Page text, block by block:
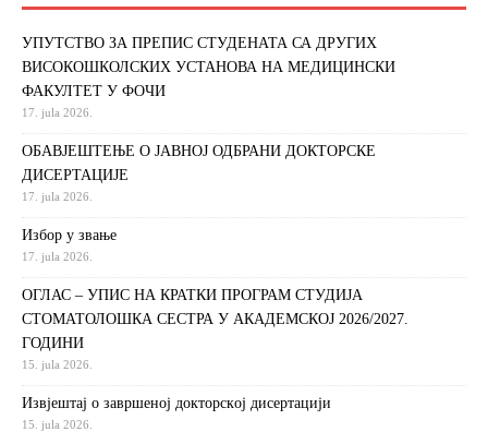
УПУТСТВО ЗА ПРЕПИС СТУДЕНАТА СА ДРУГИХ
ВИСОКОШКОЛСКИХ УСТАНОВА НА МЕДИЦИНСКИ
ФАКУЛТЕТ У ФОЧИ
17. jula 2026.
ОБАВЈЕШТЕЊЕ О ЈАВНОЈ ОДБРАНИ ДОКТОРСКЕ
ДИСЕРТАЦИЈЕ
17. jula 2026.
Избор у звање
17. jula 2026.
ОГЛАС – УПИС НА КРАТКИ ПРОГРАМ СТУДИЈА
СТОМАТОЛОШКА СЕСТРА У АКАДЕМСКОЈ 2026/2027.
ГОДИНИ
15. jula 2026.
Извjeштaj o зaвршeнoj дoктoрскoj дисeртaциjи
15. jula 2026.